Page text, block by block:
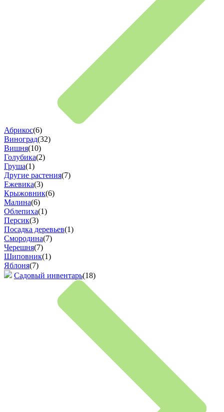
Абрикос(6)
Виноград(32)
Вишня(10)
Голубика(2)
Груша(1)
Другие растения(7)
Ежевика(3)
Крыжовник(6)
Малина(6)
Облепиха(1)
Персик(3)
Посадка деревьев(1)
Смородина(7)
Черешня(7)
Шиповник(1)
Яблоня(7)
Садовый инвентарь(18)